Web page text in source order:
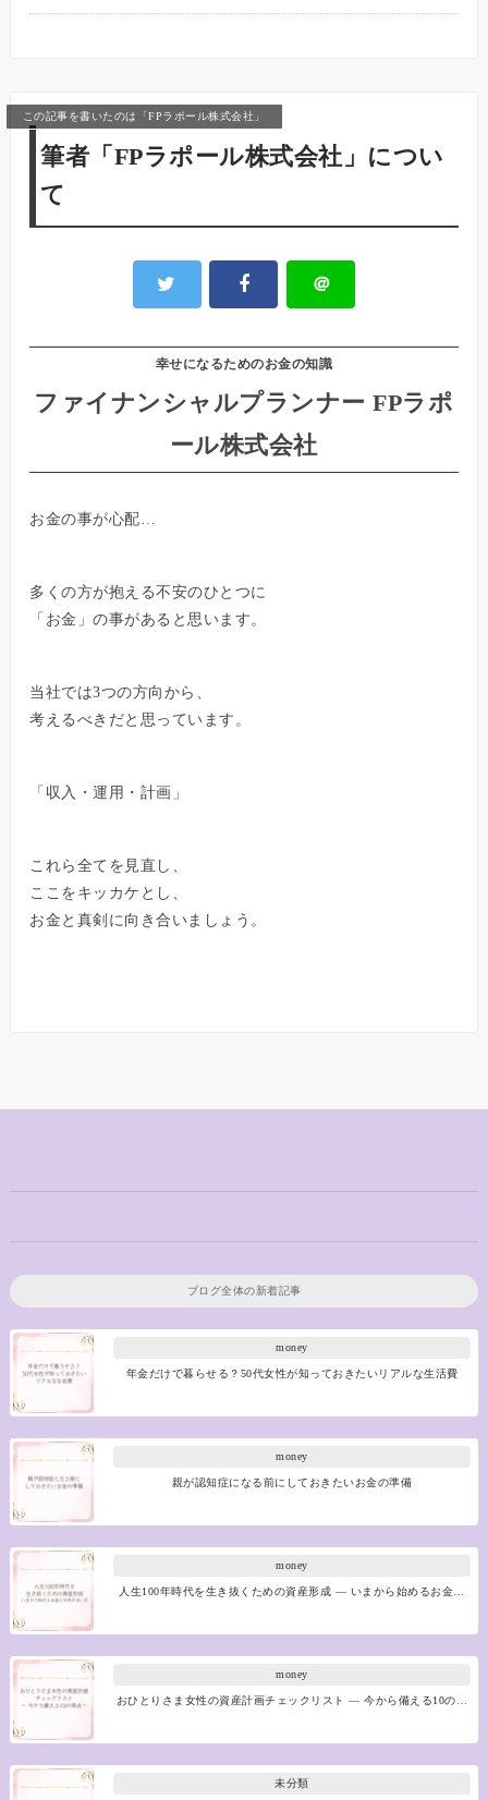
この記事を書いたのは「FPラポール株式会社」
筆者「FPラポール株式会社」につい
て
＠
幸せになるためのお金の知識
ファイナンシャルプランナー FPラポ
ール株式会社
お金の事が心配…
多くの方が抱える不安のひとつに
「お金」の事があると思います。
当社では3つの方向から、
考えるべきだと思っています。
「収入・運用・計画」
これら全てを見直し、
ここをキッカケとし、
お金と真剣に向き合いましょう。
ブログ全体の新着記事
money
年金だけで暮らせる？50代女性が知っておきたいリアルな生活費
money
親が認知症になる前にしておきたいお金の準備
money
人生100年時代を生き抜くための資産形成 ― いまから始めるお金…
money
おひとりさま女性の資産計画チェックリスト ― 今から備える10の…
未分類